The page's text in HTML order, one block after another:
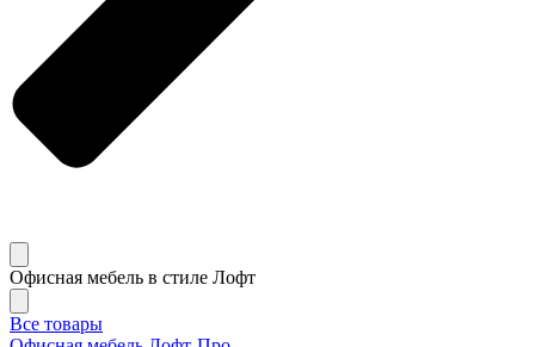
Офисная мебель в стиле Лофт
Все товары